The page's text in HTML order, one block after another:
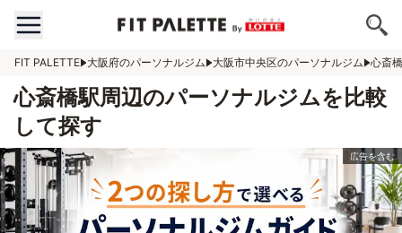
FIT PALETTE 大阪府のパーソナルジム 大阪市中央区のパーソナルジム 心斎
心斎橋駅周辺のパーソナルジムを比較
して探す